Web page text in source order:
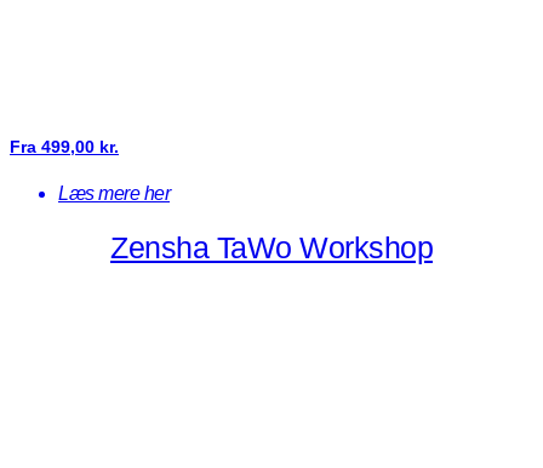
Fra 499,00 kr.
Læs mere her
Zensha TaWo Workshop